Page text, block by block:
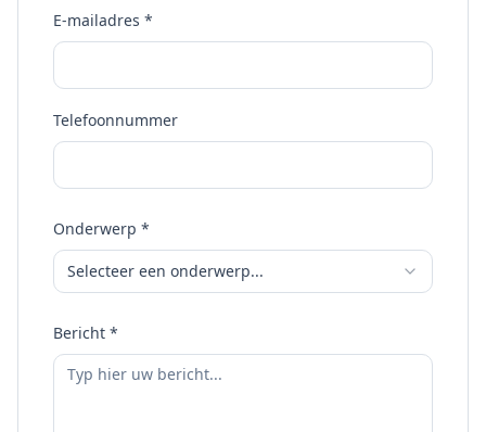
E-mailadres *
Telefoonnummer
Onderwerp *
Selecteer een onderwerp...
Bericht *